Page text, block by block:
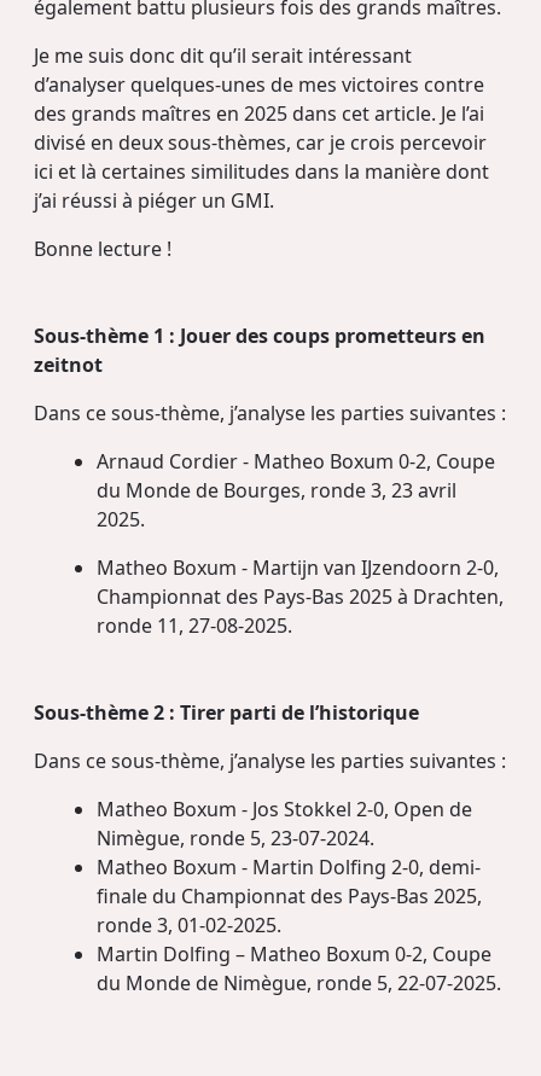
également battu plusieurs fois des grands maîtres.
Je me suis donc dit qu’il serait intéressant
d’analyser quelques-unes de mes victoires contre
des grands maîtres en 2025 dans cet article. Je l’ai
divisé en deux sous-thèmes, car je crois percevoir
ici et là certaines similitudes dans la manière dont
j’ai réussi à piéger un GMI.
Bonne lecture !
Sous-thème 1 : Jouer des coups prometteurs en
zeitnot
Dans ce sous-thème, j’analyse les parties suivantes :
Arnaud Cordier - Matheo Boxum 0-2, Coupe
du Monde de Bourges, ronde 3, 23 avril
2025.
Matheo Boxum - Martijn van IJzendoorn 2-0,
Championnat des Pays-Bas 2025 à Drachten,
ronde 11, 27-08-2025.
Sous-thème 2 : Tirer parti de l’historique
Dans ce sous-thème, j’analyse les parties suivantes :
Matheo Boxum - Jos Stokkel 2-0, Open de
Nimègue, ronde 5, 23-07-2024.
Matheo Boxum - Martin Dolfing 2-0, demi-
finale du Championnat des Pays-Bas 2025,
ronde 3, 01-02-2025.
Martin Dolfing – Matheo Boxum 0-2, Coupe
du Monde de Nimègue, ronde 5, 22-07-2025.